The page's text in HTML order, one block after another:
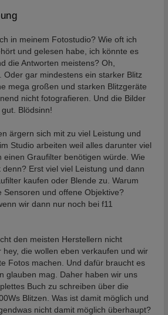
in meinem Fotostudio? Wie oft ich
und gelesen habe, ich könnte es
die Antworten meistens? Oh,
Oder gar mindestens ein starker Blitz
mega großen und starken Blitzgeräte
nicht fotografieren. Und die Bilder
Blödsinn!
ärgern sich mit zu viel Leistung und
Studio arbeiten weil alles darunter viel
einen Graufilter benötigen würde. Wie
Erst viel viel Leistung und dann
kaufen oder Blende zu. Warum
Sensoren und offene Objektive?
wir dann nur noch bei f11
den meisten Herstellern nicht
hey, die wollen eben verkaufen und wir
Fotos machen. Und dafür braucht es
glauben mag. Daher haben wir uns
Buch zu schreiben über die
Blitzen. Was ist damit möglich und
nicht damit möglich überhaupt?